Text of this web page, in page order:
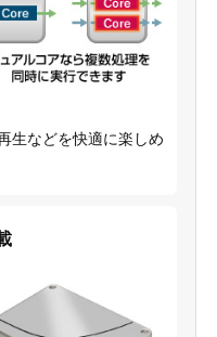
生などを快適に楽しめ